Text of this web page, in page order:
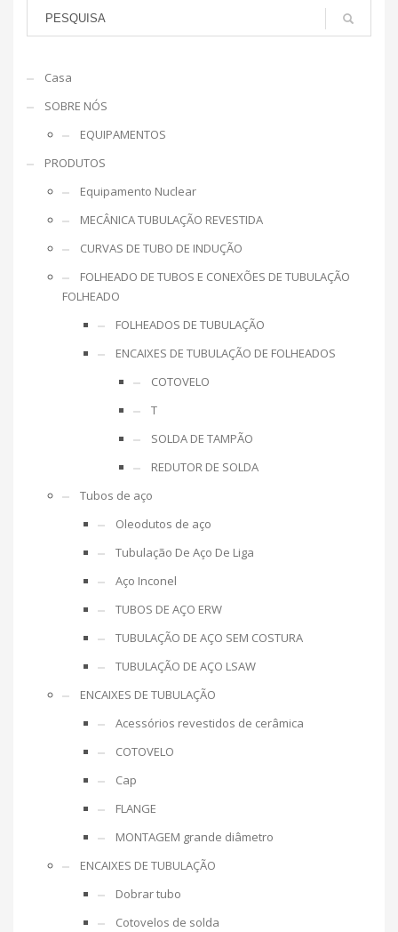
Casa
SOBRE NÓS
EQUIPAMENTOS
PRODUTOS
Equipamento Nuclear
MECÂNICA TUBULAÇÃO REVESTIDA
CURVAS DE TUBO DE INDUÇÃO
FOLHEADO DE TUBOS E CONEXÕES DE TUBULAÇÃO
FOLHEADO
FOLHEADOS DE TUBULAÇÃO
ENCAIXES DE TUBULAÇÃO DE FOLHEADOS
COTOVELO
T
SOLDA DE TAMPÃO
REDUTOR DE SOLDA
Tubos de aço
Oleodutos de aço
Tubulação De Aço De Liga
Aço Inconel
TUBOS DE AÇO ERW
TUBULAÇÃO DE AÇO SEM COSTURA
TUBULAÇÃO DE AÇO LSAW
ENCAIXES DE TUBULAÇÃO
Acessórios revestidos de cerâmica
COTOVELO
Cap
FLANGE
MONTAGEM grande diâmetro
ENCAIXES DE TUBULAÇÃO
Dobrar tubo
Cotovelos de solda